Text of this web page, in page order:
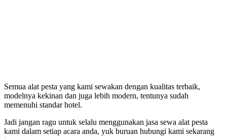
Semua alat pesta yang kami sewakan dengan kualitas terbaik,
modelnya kekinan dan juga lebih modern, tentunya sudah
memenuhi standar hotel.
Jadi jangan ragu untuk selalu menggunakan jasa sewa alat pesta
kami dalam setiap acara anda, yuk buruan hubungi kami sekarang